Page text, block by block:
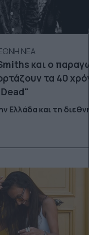
ΝΕΑ
και o
τα 40
Ελλάδα και τη